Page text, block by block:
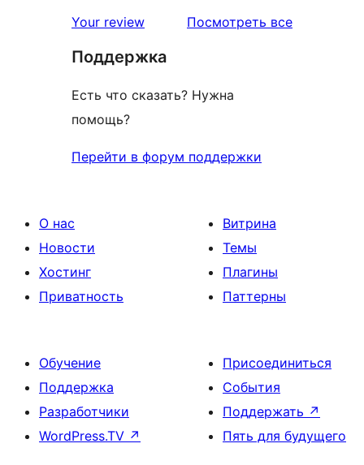
звездный
Your review Посмотреть всеотзывы
Поддержка
Есть что сказать? Нужна
помощь?
Перейти в форум поддержки
О нас
Новости
Хостинг
Приватность
Витрина
Темы
Плагины
Паттерны
Обучение
Поддержка
Разработчики
WordPress.TV ↗
Присоединиться
События
Поддержать ↗
Пять для будущего